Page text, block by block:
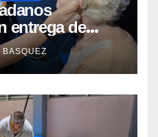
entrega de
en el Centro de
Arvelo